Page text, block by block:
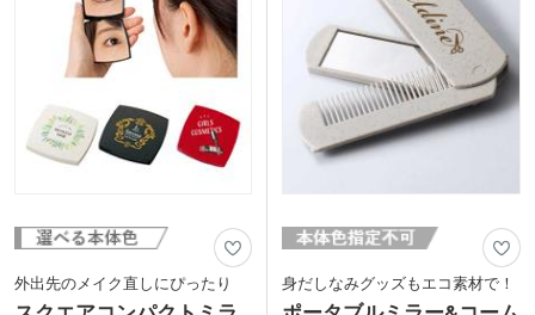
外出先のメイク直しにぴったり 身だしなみグッズもエコ素材で！